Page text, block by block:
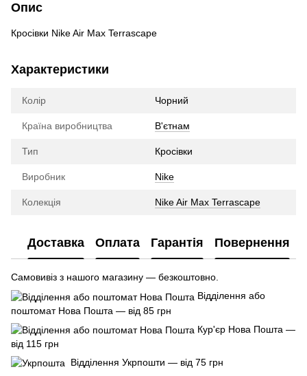
Опис
Кросівки Nike Air Max Terrascape
Характеристики
Колір Чорний
Країна виробництва В'єтнам
Тип Кросівки
Виробник Nike
Колекція Nike Air Max Terrascape
Доставка Оплата Гарантія Повернення
Самовивіз з нашого магазину — безкоштовно.
Відділення або
поштомат Нова Пошта — від 85 грн
Кур'єр Нова Пошта —
від 115 грн
Відділення Укрпошти — від 75 грн